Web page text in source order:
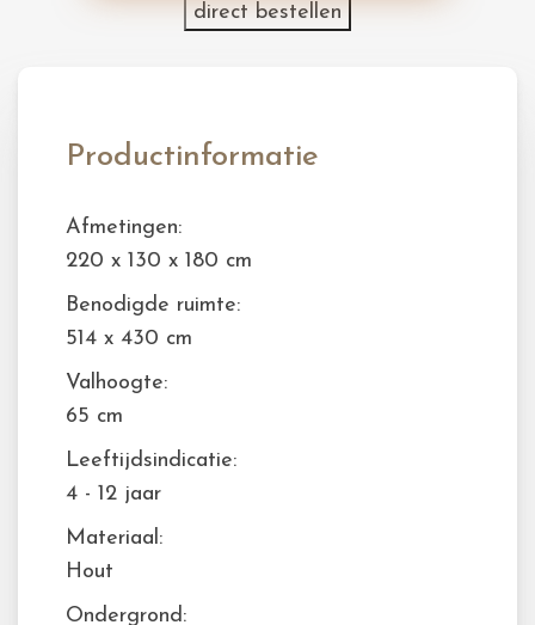
direct bestellen
Productinformatie
Afmetingen:
220 x 130 x 180 cm
Benodigde ruimte:
514 x 430 cm
Valhoogte:
65 cm
Leeftijdsindicatie:
4 - 12 jaar
Materiaal:
Hout
Ondergrond: